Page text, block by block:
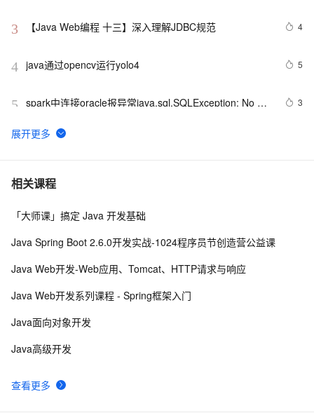
3 【Java Web编程 十三】深入理解JDBC规范 4
4 java通过opencv运行yolo4 5
5 spark中连接oracle报异常java.sql.SQLException: No
3
6 二叉树 - 建立与遍历使用Java
7 Java 图书管理系统详解
8 Kubernetes官方java客户端之七：patch操作
10java 中的多线程   内部类实现 数据共享 和 Runnable实
相关课程
查看更多
「大师课」搞定 Java 开发基础
Java Spring Boot 2.6.0开发实战-1024程序员节创造营公益课
Java Web开发-Web应用、Tomcat、HTTP请求与响应
Java Web开发系列课程 - Spring框架入门
Java面向对象开发
Java高级开发